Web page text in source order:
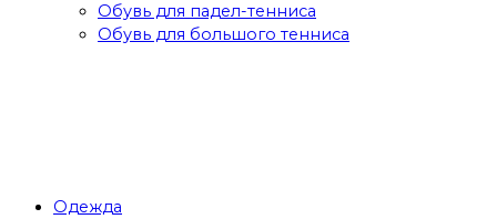
Обувь для падел-тенниса
Обувь для большого тенниса
Одежда